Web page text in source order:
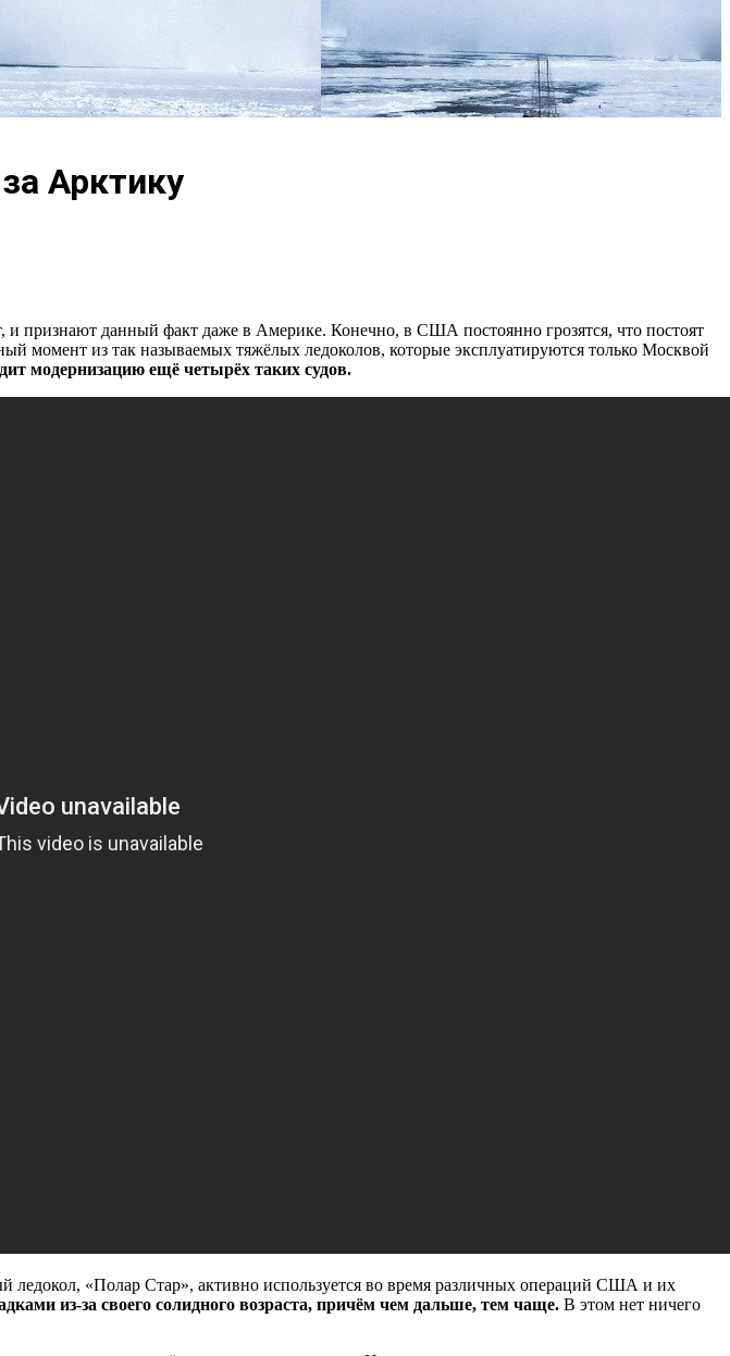
Арктику
и признают данный факт даже в Америке. Конечно, в США постоянно грозятся, что постоят
момент из так называемых тяжёлых ледоколов, которые эксплуатируются только Москвой
модернизацию ещё четырёх таких судов.
ледокол, «Полар Стар», активно используется во время различных операций США и их
из-за своего солидного возраста, причём чем дальше, тем чаще. В этом нет ничего